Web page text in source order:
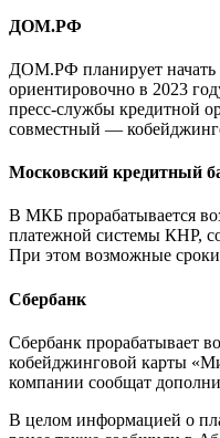
ДОМ.РФ
ДОМ.РФ планирует начать
ориентировочно в 2023
пресс-службы кредитной
совместный —
Московский кредитный
В МКБ прорабатывается
платежной системы КНР,
При этом возможные
Сбербанк
Сбербанк прорабатывает
кобейджинговой карты
компании сообщат
В целом информацией о